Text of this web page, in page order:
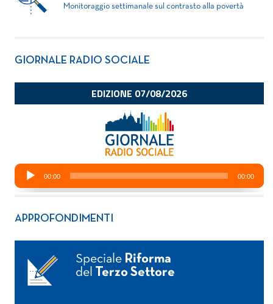
Monitoraggio settimanale sul contrasto alla povertà
GIORNALE RADIO SOCIALE
APPROFONDIMENTI
Speciale Riforma
del
Terzo Settore